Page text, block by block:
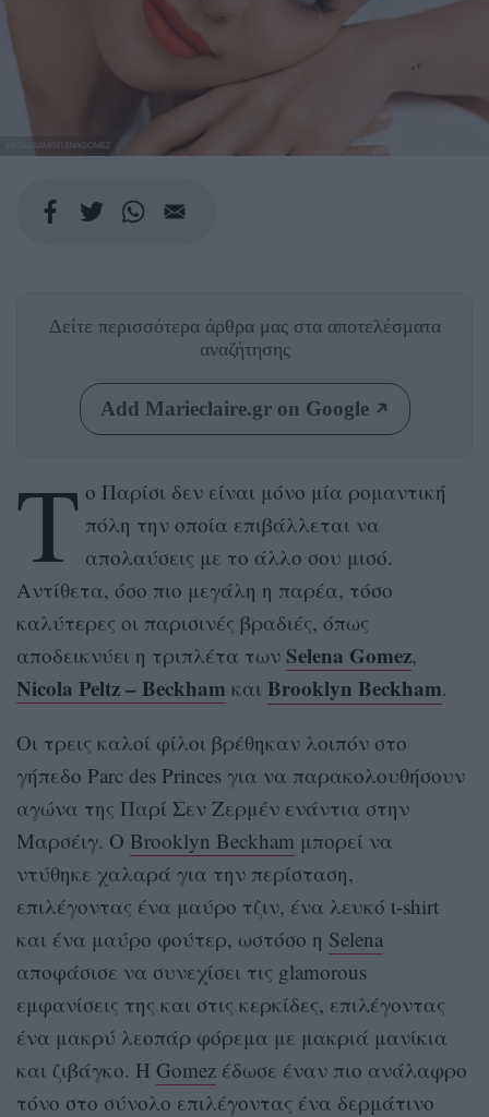
INSTAGRAM/SELENAGOMEZ
Δείτε περισσότερα άρθρα μας στα αποτελέσματα
αναζήτησης
Add Marieclaire.gr on Google
T o Παρίσι δεν είναι μόνο μία ρομαντική
πόλη την οποία επιβάλλεται να
απολαύσεις με το άλλο σου μισό.
Αντίθετα, όσο πιο μεγάλη η παρέα, τόσο
καλύτερες οι παρισινές βραδιές, όπως
αποδεικνύει η τριπλέτα των Selena Gomez,
Nicola Peltz – Beckham και Brooklyn Beckham.
Οι τρεις καλοί φίλοι βρέθηκαν λοιπόν στο
γήπεδο Parc des Princes για να παρακολουθήσουν
αγώνα της Παρί Σεν Ζερμέν ενάντια στην
Μαρσέιγ. Ο Brooklyn Beckham μπορεί να
ντύθηκε χαλαρά για την περίσταση,
επιλέγοντας ένα μαύρο τζιν, ένα λευκό t-shirt
και ένα μαύρο φούτερ, ωστόσο η Selena
αποφάσισε να συνεχίσει τις glamorous
εμφανίσεις της και στις κερκίδες, επιλέγοντας
ένα μακρύ λεοπάρ φόρεμα με μακριά μανίκια
και ζιβάγκο. Η Gomez έδωσε έναν πιο ανάλαφρο
τόνο στο σύνολο επιλέγοντας ένα δερμάτινο